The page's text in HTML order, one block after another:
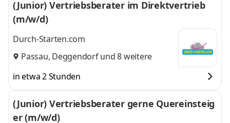
(Junior) Vertriebsberater im Direktvertrieb
(m/w/d)
Durch-Starten.com
Passau, Deggendorfund 8 weitere
in etwa 2 Stunden
(Junior) Vertriebsberater gerne Quereinsteig
er (m/w/d)